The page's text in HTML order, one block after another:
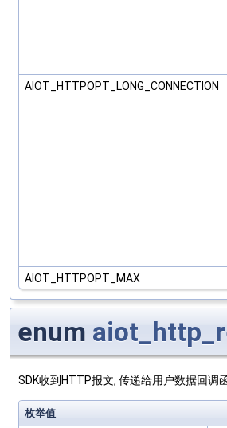
AIOT_HTTPOPT_LONG_CONNECTION
AIOT_HTTPOPT_MAX
enum
SDK收到HTTP报文, 传递给用户数据回调
枚举值